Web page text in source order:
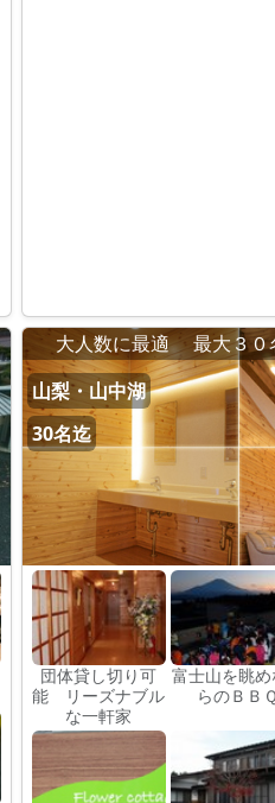
大人数に最適 最大３
山梨・山中湖
30名迄
団体貸し切り可
能 リーズナブル
な一軒家
富士山を眺
らのＢＢＱ